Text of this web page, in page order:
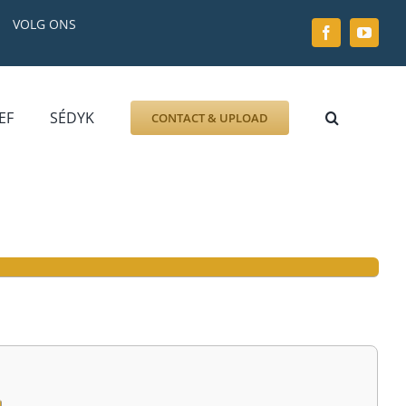
VOLG ONS
GRAFZERK
ALLLES
SÉDYK CONTACT & UPLOAD